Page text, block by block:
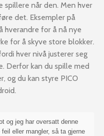
spillere når den. Men hver
det. Eksempler på
hverandre for å nå nye
for å skyve store blokker.
hver nivå justerer seg
Derfor kan du spille med
og du kan styre PICO
og jeg har oversatt denne
eller mangler, så ta gjerne